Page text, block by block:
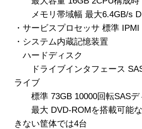
メモリ帯域幅 最大6.4GB/s
・サービスプロセッサ 標準
・システム内蔵記憶装置
ハードディスク
ドライブインタフェース
ライブ
標準 73GB 10000回転SASデ
最大 DVD-ROMを搭載可能
きない筐体では4台